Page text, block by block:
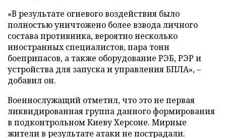
«В результате огневого воздействия было
полностью уничтожено более взвода личного
состава противника, вероятно несколько
иностранных специалистов, пара тонн
боеприпасов, а также оборудование РЭБ, РЭР и
устройства для запуска и управления БПЛА», –
добавил он.
Военнослужащий отметил, что это не первая
ликвидированная группа данного формирования
в подконтрольном Киеву Херсоне. Мирные
жители в результате атаки не пострадали.